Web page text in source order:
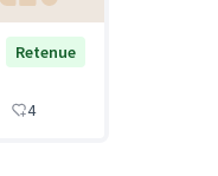
Retenue
4